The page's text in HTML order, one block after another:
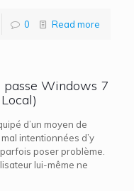
0 Read more
Windows 7
d’un moyen de
intentionnées d’y
poser problème.
lui-même ne